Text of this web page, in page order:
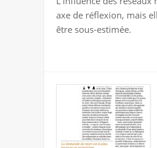
axe de réflexion, mais
être sous-estimée.